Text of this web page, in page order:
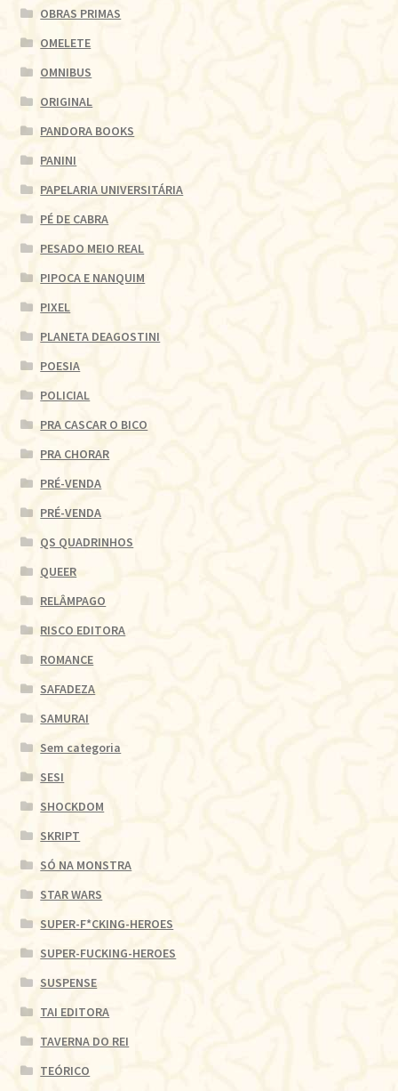
OBRAS PRIMAS
OMELETE
OMNIBUS
ORIGINAL
PANDORA BOOKS
PANINI
PAPELARIA UNIVERSITÁRIA
PÉ DE CABRA
PESADO MEIO REAL
PIPOCA E NANQUIM
PIXEL
PLANETA DEAGOSTINI
POESIA
POLICIAL
PRA CASCAR O BICO
PRA CHORAR
PRÉ-VENDA
PRÉ-VENDA
QS QUADRINHOS
QUEER
RELÂMPAGO
RISCO EDITORA
ROMANCE
SAFADEZA
SAMURAI
Sem categoria
SESI
SHOCKDOM
SKRIPT
SÓ NA MONSTRA
STAR WARS
SUPER-F*CKING-HEROES
SUPER-FUCKING-HEROES
SUSPENSE
TAI EDITORA
TAVERNA DO REI
TEÓRICO